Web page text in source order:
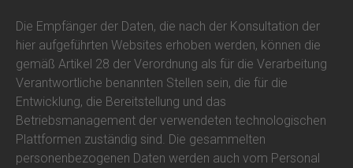
Die Empfänger der Daten, die nach der Konsultation der
hier aufgeführten Websites erhoben werden, können die
gemäß Artikel 28 der Verordnung als für die Verarbeitung
Verantwortliche benannten Stellen sein, die für die
Entwicklung, die Bereitstellung und das
Betriebsmanagement der verwendeten technologischen
Plattformen zuständig sind. Die gesammelten
personenbezogenen Daten werden auch vom Personal